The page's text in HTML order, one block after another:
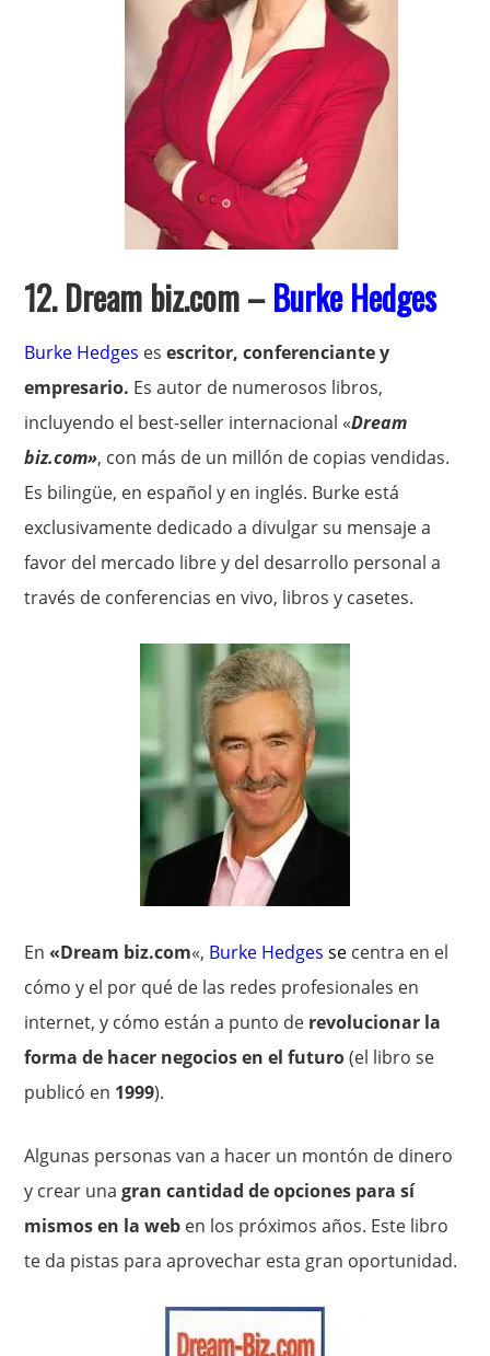
12. Dream biz.com –Burke Hedges
Burke Hedges es escritor, conferenciante y
empresario. Es autor de numerosos libros,
incluyendo el best-seller internacional «Dream
biz.com», con más de un millón de copias vendidas.
Es bilingüe, en español y en inglés. Burke está
exclusivamente dedicado a divulgar su mensaje a
favor del mercado libre y del desarrollo personal a
través de conferencias en vivo, libros y casetes.
En«Dream biz.com«, Burke Hedges se centra en el
cómo y el por qué de las redes profesionales en
internet, y cómo están a punto de revolucionar la
forma de hacer negocios en el futuro(el libro se
publicó en 1999).
Algunas personas van a hacer un montón de dinero
y crear unagran cantidad de opciones para sí
mismos en la web en los próximos años. Este libro
te da pistas para aprovechar esta gran oportunidad.